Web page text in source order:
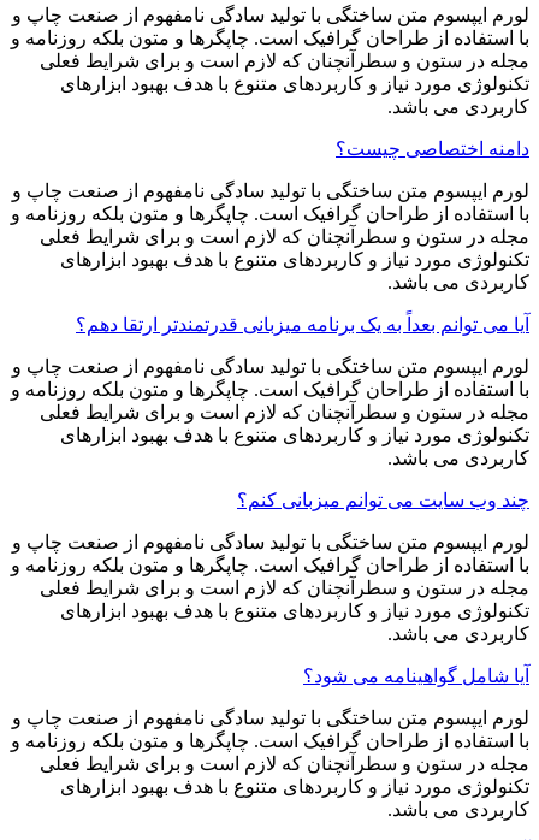
لورم ایپسوم متن ساختگی با تولید سادگی نامفهوم از صنعت چاپ و
با استفاده از طراحان گرافیک است. چاپگرها و متون بلکه روزنامه و
مجله در ستون و سطرآنچنان که لازم است و برای شرایط فعلی
تکنولوژی مورد نیاز و کاربردهای متنوع با هدف بهبود ابزارهای
کاربردی می باشد.
دامنه اختصاصی چیست؟
لورم ایپسوم متن ساختگی با تولید سادگی نامفهوم از صنعت چاپ و
با استفاده از طراحان گرافیک است. چاپگرها و متون بلکه روزنامه و
مجله در ستون و سطرآنچنان که لازم است و برای شرایط فعلی
تکنولوژی مورد نیاز و کاربردهای متنوع با هدف بهبود ابزارهای
کاربردی می باشد.
آیا می توانم بعداً به یک برنامه میزبانی قدرتمندتر ارتقا دهم؟
لورم ایپسوم متن ساختگی با تولید سادگی نامفهوم از صنعت چاپ و
با استفاده از طراحان گرافیک است. چاپگرها و متون بلکه روزنامه و
مجله در ستون و سطرآنچنان که لازم است و برای شرایط فعلی
تکنولوژی مورد نیاز و کاربردهای متنوع با هدف بهبود ابزارهای
کاربردی می باشد.
چند وب سایت می توانم میزبانی کنم؟
لورم ایپسوم متن ساختگی با تولید سادگی نامفهوم از صنعت چاپ و
با استفاده از طراحان گرافیک است. چاپگرها و متون بلکه روزنامه و
مجله در ستون و سطرآنچنان که لازم است و برای شرایط فعلی
تکنولوژی مورد نیاز و کاربردهای متنوع با هدف بهبود ابزارهای
کاربردی می باشد.
آیا شامل گواهینامه می شود؟
لورم ایپسوم متن ساختگی با تولید سادگی نامفهوم از صنعت چاپ و
با استفاده از طراحان گرافیک است. چاپگرها و متون بلکه روزنامه و
مجله در ستون و سطرآنچنان که لازم است و برای شرایط فعلی
تکنولوژی مورد نیاز و کاربردهای متنوع با هدف بهبود ابزارهای
کاربردی می باشد.